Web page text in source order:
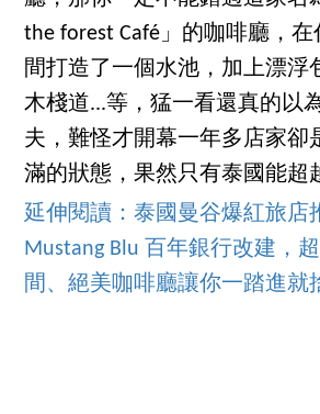
the forest Café」的咖啡廳，
間打造了一個水池，加上漂浮
木棧道...等，猛一看還真的以
夫，難怪才開幕一年多店家卻
滿的狀態，果然只有泰國能超
延伸閱讀：泰國曼谷爆紅旅店
Mustang Blu 百年銀行改建，
間、絕美咖啡廳讓你一踏進就